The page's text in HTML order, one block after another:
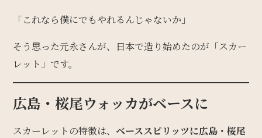
「これなら僕にでもやれるんじゃないか」
そう思った元永さんが、日本で造り始めたのが「スカー
レット」です。
広島・桜尾ウォッカがベースに
スカーレットの特徴は、ベーススピリッツに広島・桜尾